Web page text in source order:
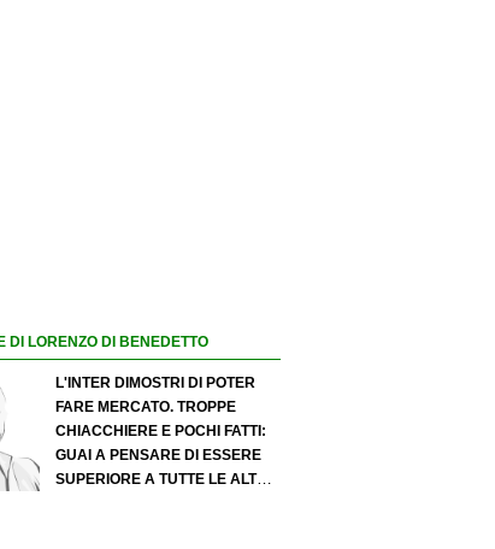
DI LORENZO DI BENEDETTO
L'INTER DIMOSTRI DI POTER
FARE MERCATO. TROPPE
CHIACCHIERE E POCHI FATTI:
GUAI A PENSARE DI ESSERE
SUPERIORE A TUTTE LE ALTRE